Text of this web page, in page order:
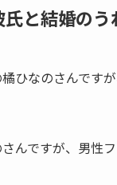
と結婚の
ひなのさんです
んですが、男性